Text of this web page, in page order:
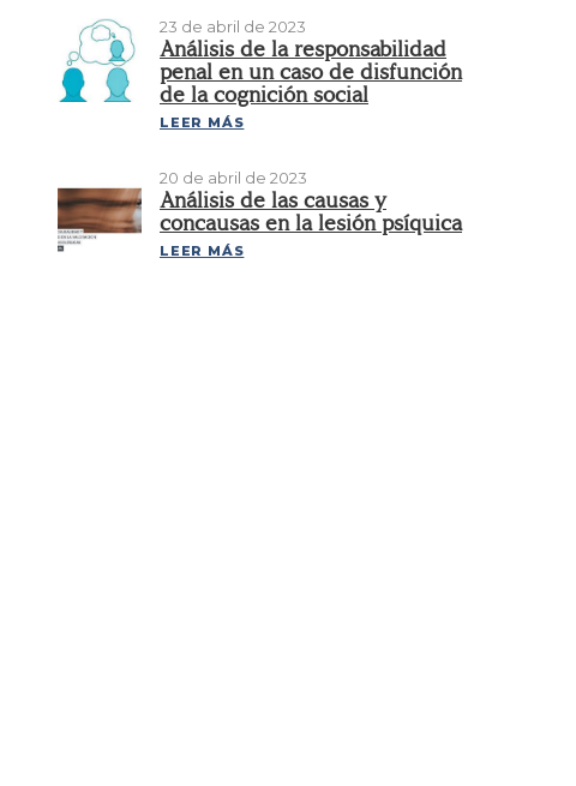
23 de abril de 2023
Análisis de la responsabilidad
penal en un caso de disfunción
de la cognición social
LEER MÁS
20 de abril de 2023
Análisis de las causas y
concausas en la lesión psíquica
LEER MÁS